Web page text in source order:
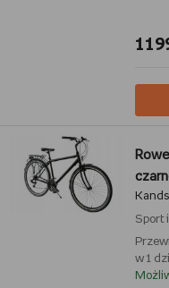
Kands
Sport
w 1